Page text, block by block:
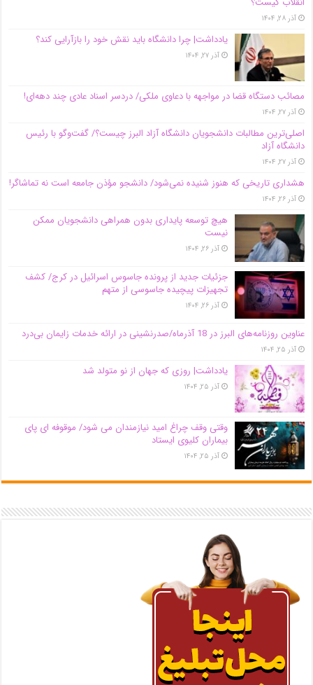
آذر ۲۸, ۱۴۰۴
یادداشت| چرا دانشگاه باید نقش خود را بازآرایی کند؟
آذر ۲۷, ۱۴۰۴
مصائب دستگاه قضا در مواجهه با دعاوی ملکی/ دردسر اسناد عادی چند‌ دهه‌ای!
آذر ۲۷, ۱۴۰۴
اصلی‌ترین مطالبات دانشجویان دانشگاه آزاد البرز چیست؟/ گفت‌وگو با رئیس
دانشگاه آز‌اد
آذر ۲۷, ۱۴۰۴
هشداری تاریخی که هنوز شنیده نمی‌شود/ دانشجو مؤذن جامعه است نه تماشاگر!
آذر ۲۶, ۱۴۰۴
هیچ توسعه پایداری بدون همراهی دانشجویان ممکن
نیست
آذر ۲۶, ۱۴۰۴
جزئیات جدید از پرونده جاسوس اسرائیل در کرج/‌ کشف
تجهیزات پیچیده جاسوسی از متهم
آذر ۲۶, ۱۴۰۴
عناوین روزنامه‌های البرز در ‌18 آذرماه/صدرنشینی در ارائه خدمات زایمان بی‌درد
آذر ۲۵, ۱۴۰۴
یادداشت| روزی که جهان از نو متولد شد
آذر ۲۵, ۱۴۰۴
وقتی وقف چراغ امید نیازمندان می شود/ موقوفه ای پای
بیماران کلیوی ایستاد
آذر ۲۵, ۱۴۰۴